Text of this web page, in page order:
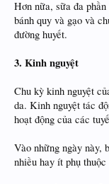
Hơn nữa, sữa đa
bánh quy và gạo và
đường huyết.
3. Kinh nguyệt
Chu kỳ kinh nguyệt
da. Kinh nguyệt tác
hoạt động của các
Vào những ngày này,
nhiều hay ít phụ